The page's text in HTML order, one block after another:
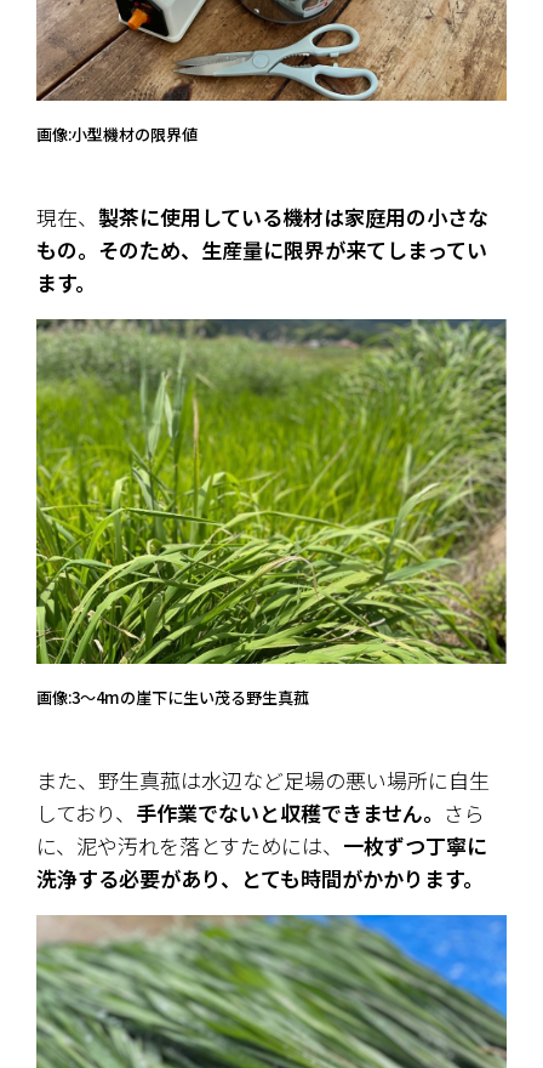
画像:小型機材の限界値
現在、 製茶に使用している機材は家庭用の小さな
もの。そのため、生産量に限界が来てしまってい
ます。
画像:3〜4mの崖下に生い茂る野生真菰
また、野生真菰は水辺など足場の悪い場所に自生
しており、 手作業でないと収穫できません。 さら
に、泥や汚れを落とすためには、 一枚ずつ丁寧に
洗浄する必要があり、とても時間がかかります。